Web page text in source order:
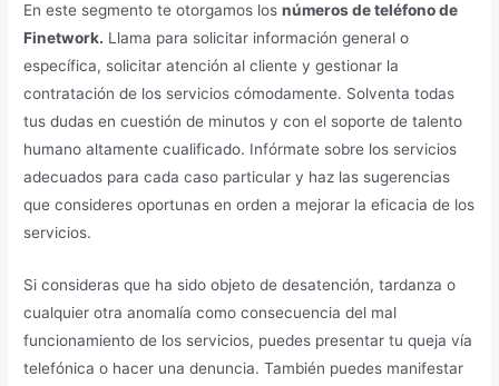
En este segmento te otorgamos losnúmeros de teléfono de
Finetwork. Llama para solicitar información general o
específica, solicitar atención al cliente y gestionar la
contratación de los servicios cómodamente. Solventa todas
tus dudas en cuestión de minutos y con el soporte de talento
humano altamente cualificado. Infórmate sobre los servicios
adecuados para cada caso particular y haz las sugerencias
que consideres oportunas en orden a mejorar la eficacia de los
servicios.
Si consideras que ha sido objeto de desatención, tardanza o
cualquier otra anomalía como consecuencia del mal
funcionamiento de los servicios, puedes presentar tu queja vía
telefónica o hacer una denuncia. También puedes manifestar